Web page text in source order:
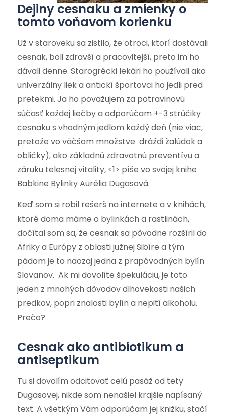
Dejiny cesnaku a zmienky o
tomto voňavom korienku
Už v staroveku sa zistilo, že otroci, ktorí dostávali
cesnak, boli zdravší a pracovitejší, preto im ho
dávali denne. Starogrécki lekári ho používali ako
univerzálny liek a antickí športovci ho jedli pred
pretekmi. Ja ho považujem za potravinovú
súčasť každej liečby a odporúčam +-3 strúčiky
cesnaku s vhodným jedlom každý deň (nie viac,
pretože vo väčšom množstve dráždi žalúdok a
obličky), ako základnú zdravotnú preventívu a
záruku telesnej vitality, <1> píše vo svojej knihe
Babkine Bylinky Aurélia Dugasová.
Keď som si robil rešerš na internete a v knihách,
ktoré doma máme o bylinkách a rastlinách,
dočítal som sa, že cesnak sa pôvodne rozšíril do
Afriky a Európy z oblasti južnej Sibíre a tým
pádom je to naozaj jedna z prapôvodných bylín
Slovanov. Ak mi dovolíte špekuláciu, je toto
jeden z mnohých dôvodov dlhovekosti našich
predkov, popri znalosti bylín a nepití alkoholu.
Prečo?
Cesnak ako antibiotikum a
antiseptikum
Tu si dovolím odcitovať celú pasáž od tety
Dugasovej, nikde som nenašiel krajšie napísaný
text. A všetkým Vám odporúčam jej knižku, stačí